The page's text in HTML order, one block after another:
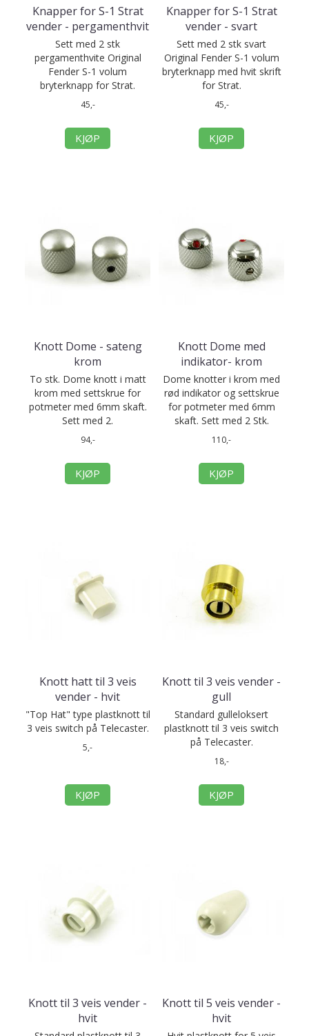
Knapper for S-1 Strat
vender - pergamenthvit
Sett med 2 stk
pergamenthvite Original
Fender S-1 volum
bryterknapp for Strat.
45,-
KJØP
Knapper for S-1 Strat
vender - svart
Sett med 2 stk svart
Original Fender S-1 volum
bryterknapp med hvit skrift
for Strat.
45,-
KJØP
Knott Dome - sateng
krom
To stk. Dome knott i matt
krom med settskrue for
potmeter med 6mm skaft.
Sett med 2.
94,-
KJØP
Knott Dome med
indikator- krom
Dome knotter i krom med
rød indikator og settskrue
for potmeter med 6mm
skaft. Sett med 2 Stk.
110,-
KJØP
Knott hatt til 3 veis
vender - hvit
"Top Hat" type plastknott til
3 veis switch på Telecaster.
5,-
KJØP
Knott til 3 veis vender -
gull
Standard gulleloksert
plastknott til 3 veis switch
på Telecaster.
18,-
KJØP
Knott til 3 veis vender -
hvit
Knott til 5 veis vender -
hvit